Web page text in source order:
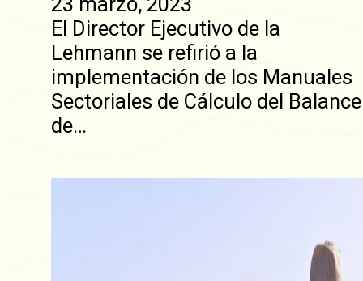
El Director Ejecutivo de la
Lehmann se refirió a la
implementación de los Manuales
Sectoriales de Cálculo del Balance
de…